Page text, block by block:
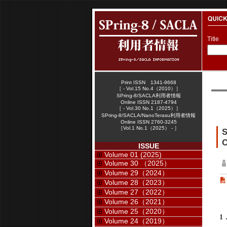
Title
1
Print ISSN 1341-9668
［ - Vol.15 No.4（2010）］
SPring-8/SACLA利用者情報
Online ISSN 2187-4794
［ - Vol.30 No.1（2025）］
SPring-8/SACLA/NanoTerasu利用者情報
Online ISSN 2760-3245
［Vol.1 No.1（2025） - ］
ISSUE
Volume 01 (2025)
Volume 30 （2025）
Volume 29（2024）
Volume 28（2023）
Volume 27（2022）
Volume 26（2021）
Volume 25（2020）
Volume 24（2019）